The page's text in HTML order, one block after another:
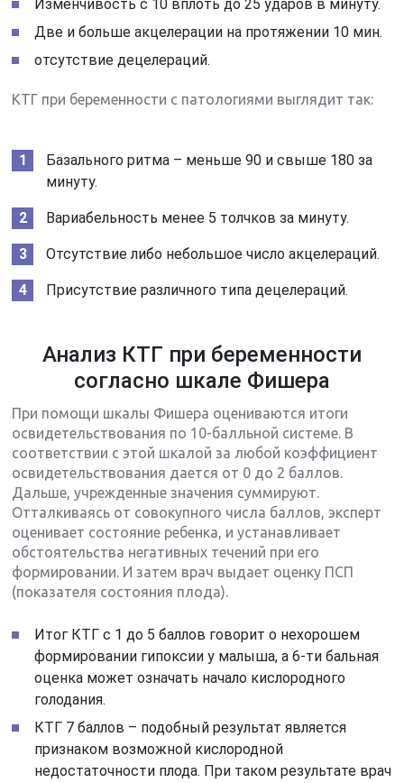
Изменчивость с 10 вплоть до 25 ударов в минуту.
Две и больше акцелерации на протяжении 10 мин.
отсутствие децелераций.
КТГ при беременности с патологиями выглядит так:
Базального ритма – меньше 90 и свыше 180 за
минуту.
Вариабельность менее 5 толчков за минуту.
Отсутствие либо небольшое число акцелераций.
Присутствие различного типа децелераций.
Анализ КТГ при беременности
согласно шкале Фишера
При помощи шкалы Фишера оцениваются итоги
освидетельствования по 10-балльной системе. В
соответствии с этой шкалой за любой коэффициент
освидетельствования дается от 0 до 2 баллов.
Дальше, учрежденные значения суммируют.
Отталкиваясь от совокупного числа баллов, эксперт
оценивает состояние ребенка, и устанавливает
обстоятельства негативных течений при его
формировании. И затем врач выдает оценку ПСП
(показателя состояния плода).
Итог КТГ с 1 до 5 баллов говорит о нехорошем
формировании гипоксии у малыша, а 6-ти бальная
оценка может означать начало кислородного
голодания.
КТГ 7 баллов – подобный результат является
признаком возможной кислородной
недостаточности плода. При таком результате врач